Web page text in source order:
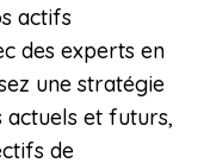
actifs
des experts en
une stratégie
actuels et futurs,
de